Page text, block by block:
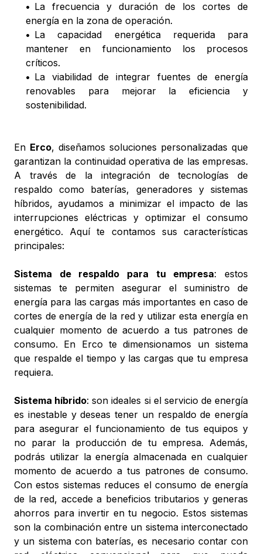
• La frecuencia y duración de los cortes de
energía en la zona de operación.
• La capacidad energética requerida para
mantener en funcionamiento los procesos
críticos.
• La viabilidad de integrar fuentes de energía
renovables para mejorar la eficiencia y
sostenibilidad.
En Erco, diseñamos soluciones personalizadas que
garantizan la continuidad operativa de las empresas.
A través de la integración de tecnologías de
respaldo como baterías, generadores y sistemas
híbridos, ayudamos a minimizar el impacto de las
interrupciones eléctricas y optimizar el consumo
energético. Aquí te contamos sus características
principales:
Sistema de respaldo para tu empresa: estos
sistemas te permiten asegurar el suministro de
energía para las cargas más importantes en caso de
cortes de energía de la red y utilizar esta energía en
cualquier momento de acuerdo a tus patrones de
consumo. En Erco te dimensionamos un sistema
que respalde el tiempo y las cargas que tu empresa
requiera.
Sistema híbrido: son ideales si el servicio de energía
es inestable y deseas tener un respaldo de energía
para asegurar el funcionamiento de tus equipos y
no parar la producción de tu empresa. Además,
podrás utilizar la energía almacenada en cualquier
momento de acuerdo a tus patrones de consumo.
Con estos sistemas reduces el consumo de energía
de la red, accede a beneficios tributarios y generas
ahorros para invertir en tu negocio. Estos sistemas
son la combinación entre un sistema interconectado
y un sistema con baterías, es necesario contar con